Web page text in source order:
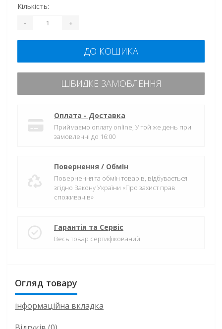
Кількість:
- +
ДО КОШИКА
ШВИДКЕ ЗАМОВЛЕННЯ
Оплата - Доставка
Приймаємо оплату online, У той же день при
замовленні до 16:00
Повернення / Обмін
Повернення та обмін товарів, відбувається
згідно Закону України «Про захист прав
споживачів»
Гарантія та Сервіс
Весь товар сертифікований
Огляд товару
інформаційна вкладка